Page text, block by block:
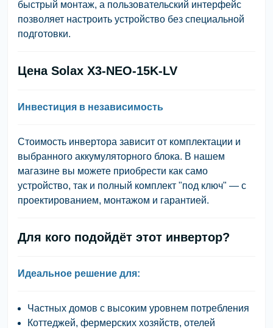
быстрый монтаж, а пользовательский интерфейс
позволяет настроить устройство без специальной
подготовки.
Цена Solax X3-NEO-15K-LV
Инвестиция в независимость
Стоимость инвертора зависит от комплектации и
выбранного аккумуляторного блока. В нашем
магазине вы можете приобрести как само
устройство, так и полный комплект "под ключ" — с
проектированием, монтажом и гарантией.
Для кого подойдёт этот инвертор?
Идеальное решение для:
Частных домов с высоким уровнем потребления
Коттеджей, фермерских хозяйств, отелей